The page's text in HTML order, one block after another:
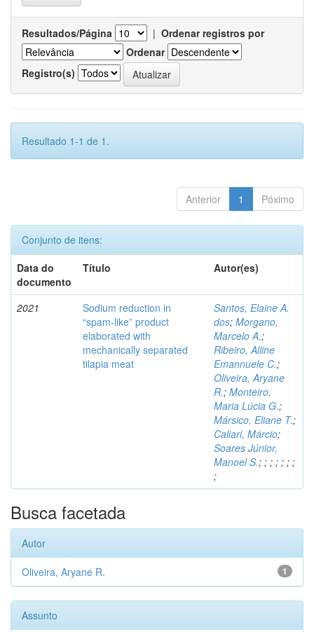
Resultados/Página | Ordenar registros por
Ordenar
Registro(s)
Resultado 1-1 de 1.
Anterior 1 Póximo
Conjunto de itens:
Data do
documento
Título Autor(es)
2021
Sodium reduction in
“spam-like” product
elaborated with
mechanically separated
tilapia meat
Santos, Elaine A.
dos; Morgano,
Marcelo A.;
Ribeiro, Alline
Emannuele C.;
Oliveira, Aryane
R.; Monteiro,
Maria Lúcia G.;
Mársico, Eliane T.;
Caliari, Márcio;
Soares Júnior,
Manoel S.; ; ; ; ; ; ;
;
Busca facetada
Autor
1
Oliveira, Aryane R.
Assunto